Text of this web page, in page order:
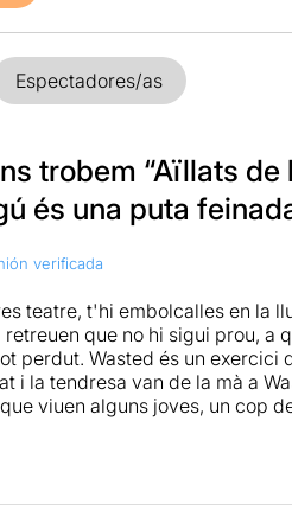
Espectadores/as
trobem “Aïllats
és una puta
verificada
teatre, t'hi embolcalles en la
que no hi sigui prou, a
perdut. Wasted és un
i la tendresa van de la mà a
viuen alguns joves, un cop
dels seus mots i els seu
la consciència i